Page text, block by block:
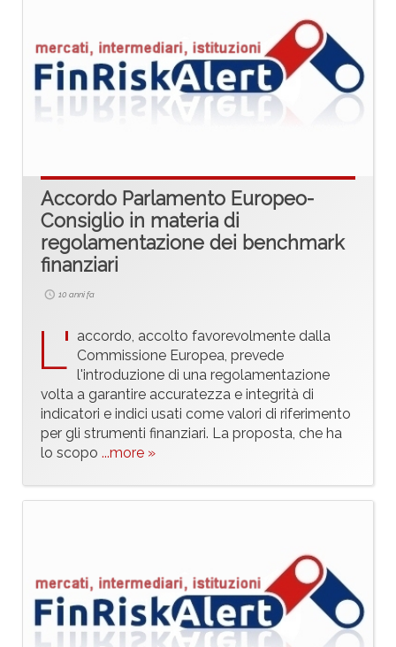
Accordo Parlamento Europeo-
Consiglio in materia di
regolamentazione dei benchmark
finanziari
10 anni fa
L' accordo, accolto favorevolmente dalla
Commissione Europea, prevede
l'introduzione di una regolamentazione
volta a garantire accuratezza e integrità di
indicatori e indici usati come valori di riferimento
per gli strumenti finanziari. La proposta, che ha
lo scopo ...more »